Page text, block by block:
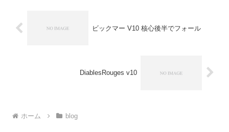
ビックマー V10 核心後半でフォール
DiablesRouges v10
ホーム blog